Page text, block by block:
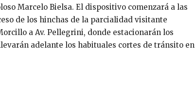
Marcelo Bielsa. El dispositivo comenzará a las
de los hinchas de la parcialidad visitante
a Av. Pellegrini, donde estacionarán los
adelante los habituales cortes de tránsito en